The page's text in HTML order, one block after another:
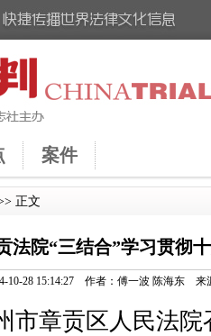
案件
正文
法院“三结合”学习贯彻
10-28 15:14:27 作者：傅一波 陈海东 来
市章贡区人民法